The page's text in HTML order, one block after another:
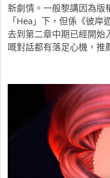
新劇情。一般黎講因為版
「Hea」下，但係《彼
去到第二章中期已經開始
嘅對話都有落足心機，推